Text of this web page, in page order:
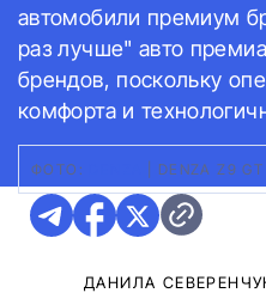
автомобили премиум
раз лучше" авто
брендов, поскольку
комфорта и
ФОТО: DENZA Z9 GT
ДАНИЛА